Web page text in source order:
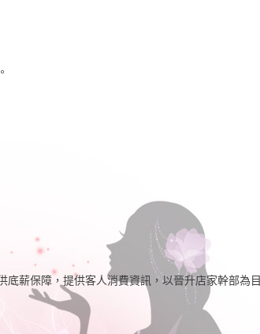
薪保障，提供客人消費資訊，以晉升店家幹部為目